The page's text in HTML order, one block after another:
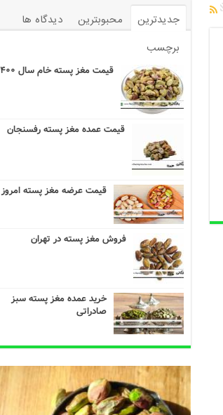
جدیدترین محبوبترین
دیدگاه ها
برچسب
قیمت مغز پسته خام سال ۱۴۰۰
قیمت عمده مغز پسته رفسنجان
قیمت عرضه مغز پسته امروز
فروش مغز پسته در تهران
خرید عمده مغز پسته سبز
صادراتی